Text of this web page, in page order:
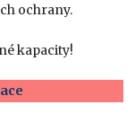
ochrany.
kapacity!